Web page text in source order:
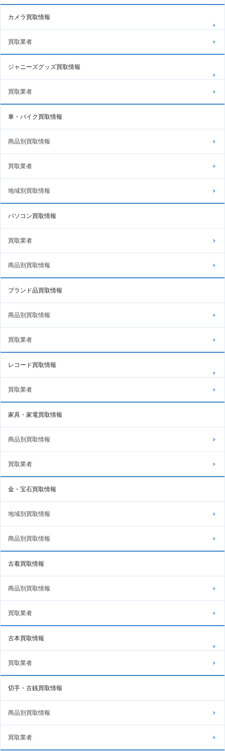
カメラ買取情報
買取業者
ジャニーズグッズ買取情報
買取業者
車・バイク買取情報
商品別買取情報
買取業者
地域別買取情報
パソコン買取情報
買取業者
商品別買取情報
ブランド品買取情報
商品別買取情報
買取業者
レコード買取情報
買取業者
家具・家電買取情報
商品別買取情報
買取業者
金・宝石買取情報
地域別買取情報
商品別買取情報
古着買取情報
商品別買取情報
買取業者
古本買取情報
買取業者
切手・古銭買取情報
商品別買取情報
買取業者